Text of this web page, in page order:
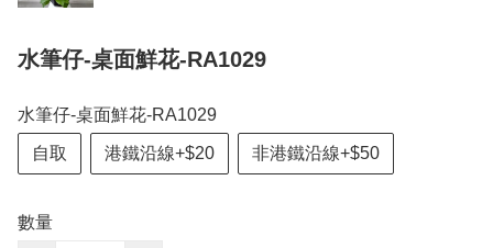
水筆仔-桌面鮮花-RA1029
水筆仔-桌面鮮花-RA1029
自取 港鐵沿線+$20 非港鐵沿線+$50
數量